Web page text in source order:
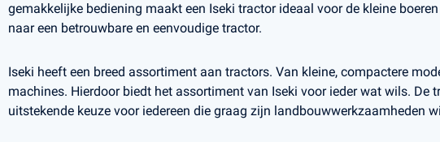
gemakkelijke bediening maakt een Iseki tractor ideaal voor de kleine
naar een betrouwbare en eenvoudige tractor.
Iseki heeft een breed assortiment aan tractors. Van kleine, compactere
machines. Hierdoor biedt het assortiment van Iseki voor ieder wat wils. De
uitstekende keuze voor iedereen die graag zijn landbouwwerkzaamheden